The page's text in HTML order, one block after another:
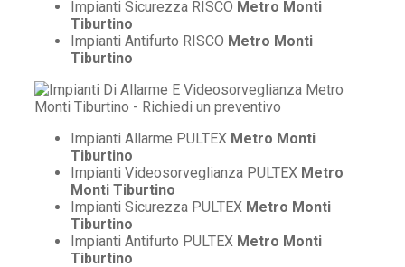
Impianti Sicurezza RISCO Metro Monti
Tiburtino
Impianti Antifurto RISCO Metro Monti
Tiburtino
Impianti Allarme PULTEX Metro Monti
Tiburtino
Impianti Videosorveglianza PULTEX Metro
Monti Tiburtino
Impianti Sicurezza PULTEX Metro Monti
Tiburtino
Impianti Antifurto PULTEX Metro Monti
Tiburtino